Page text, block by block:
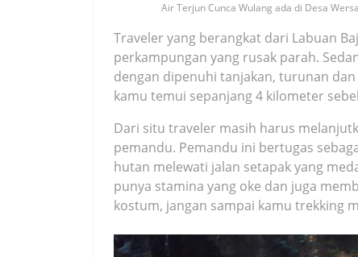
Air Terjun Cunca Wulang ada di Desa
Traveler yang berangkat dari Labuan
perkampungan yang rusak parah.
dengan dipenuhi tanjakan, turunan
kamu temui sepanjang 4 kilometer
Dari situ traveler masih harus
pemandu. Pemandu ini bertugas
hutan melewati jalan setapak yang
punya stamina yang oke dan juga
kostum, jangan sampai kamu trekking